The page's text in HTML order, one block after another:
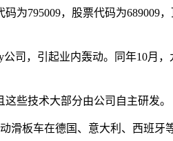
为795009，股票代码为689009
司，引起业内轰动。同年10月
些技术大部分由公司自主研发。
滑板车在德国、意大利、西班